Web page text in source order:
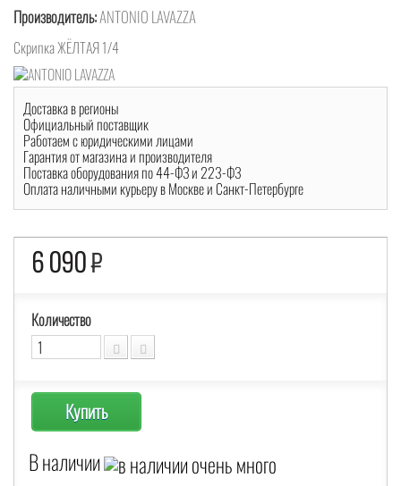
Производитель:ANTONIO LAVAZZA
Скрипка ЖЁЛТАЯ 1/4
Доставка в регионы
Официальный поставщик
Работаем с юридическими лицами
Гарантия от магазина и производителя
Поставка оборудования по 44-ФЗ и 223-ФЗ
Оплата наличными курьеру в Москве и Санкт-Петербурге
6 090₽
Количество
Купить
В наличии